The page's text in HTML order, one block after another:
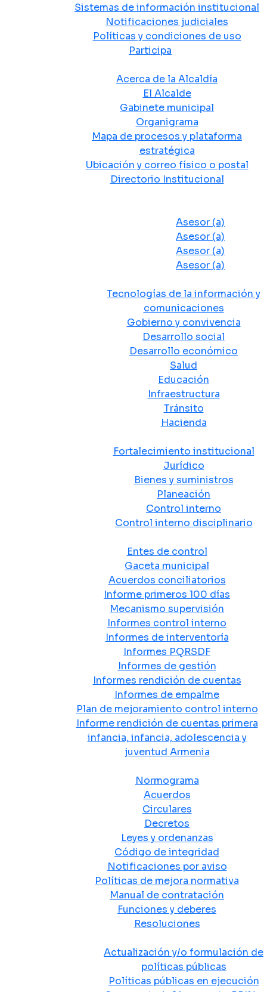
Sistemas de información institucional
Notificaciones judiciales
Políticas y condiciones de uso
Participa
Acerca de la Alcaldía
El Alcalde
Gabinete municipal
Organigrama
Mapa de procesos y plataforma
estratégica
Ubicación y correo físico o postal
Directorio Institucional
Asesor (a)
Asesor (a)
Asesor (a)
Asesor (a)
Tecnologías de la información y
comunicaciones
Gobierno y convivencia
Desarrollo social
Desarrollo económico
Salud
Educación
Infraestructura
Tránsito
Hacienda
Fortalecimiento institucional
Jurídico
Bienes y suministros
Planeación
Control interno
Control interno disciplinario
Entes de control
Gaceta municipal
Acuerdos conciliatorios
Informe primeros 100 días
Mecanismo supervisión
Informes control interno
Informes de interventoría
Informes PQRSDF
Informes de gestión
Informes rendición de cuentas
Informes de empalme
Plan de mejoramiento control interno
Informe rendición de cuentas primera
infancia, infancia, adolescencia y
juventud Armenia
Normograma
Acuerdos
Circulares
Decretos
Leyes y ordenanzas
Código de integridad
Notificaciones por aviso
Políticas de mejora normativa
Manual de contratación
Funciones y deberes
Resoluciones
Actualización y/o formulación de
políticas públicas
Políticas públicas en ejecución